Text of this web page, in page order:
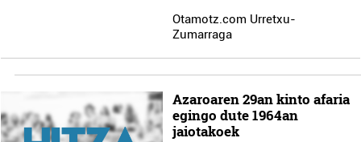
Otamotz.com Urretxu-
Zumarraga
Azaroaren 29an kinto afaria
egingo dute 1964an
jaiotakoek